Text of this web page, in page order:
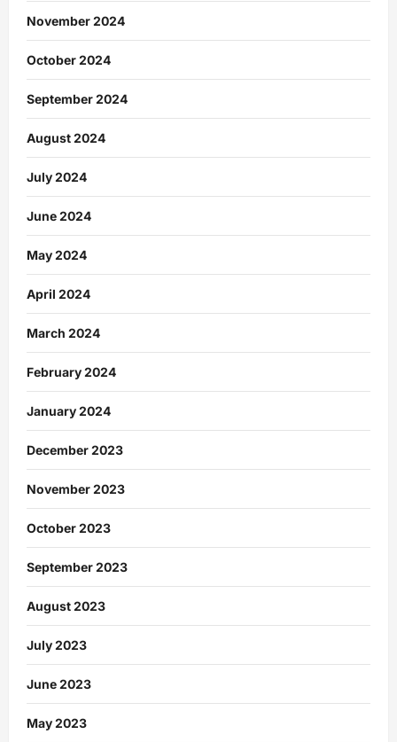
November 2024
October 2024
September 2024
August 2024
July 2024
June 2024
May 2024
April 2024
March 2024
February 2024
January 2024
December 2023
November 2023
October 2023
September 2023
August 2023
July 2023
June 2023
May 2023